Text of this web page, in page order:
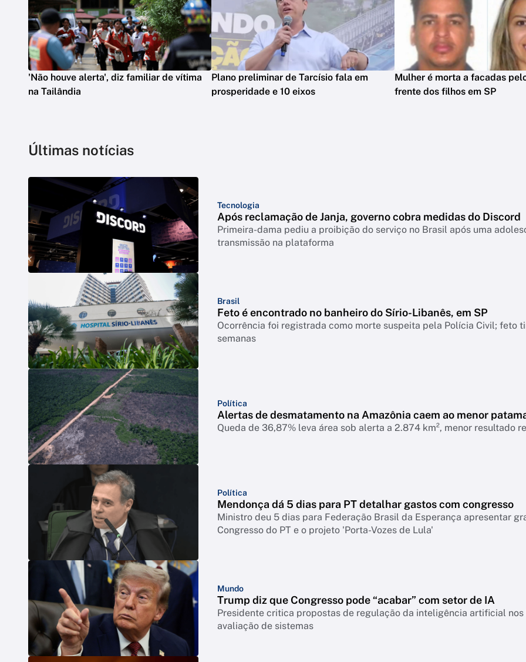
'Não houve alerta', diz familiar de vítima
na Tailândia
Plano preliminar de Tarcísio fala em
prosperidade e 10 eixos
Mulher é morta a facadas
frente dos filhos em SP
Últimas notícias
Tecnologia
Após reclamação de Janja, governo cobra medidas do Discord
Primeira-dama pediu a proibição do serviço no Brasil após uma
transmissão na plataforma
Brasil
Feto é encontrado no banheiro do Sírio-Libanês, em SP
Ocorrência foi registrada como morte suspeita pela Polícia Civil; feto
semanas
Política
Alertas de desmatamento na Amazônia caem ao menor
Queda de 36,87% leva área sob alerta a 2.874 km², menor resultado
Política
Mendonça dá 5 dias para PT detalhar gastos com congresso
Ministro deu 5 dias para Federação Brasil da Esperança apresentar
Congresso do PT e o projeto 'Porta-Vozes de Lula'
Mundo
Trump diz que Congresso pode “acabar” com setor de IA
Presidente critica propostas de regulação da inteligência artificial nos
avaliação de sistemas